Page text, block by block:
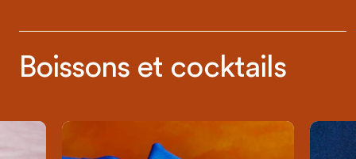
Boissons et cocktails